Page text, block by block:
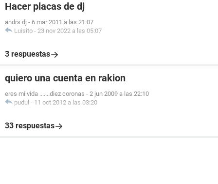
Hacer placas de dj
andrs dj - 6 mar 2011 a las 21:07
Luisito - 23 nov 2022 a las 05:07
3 respuestas
quiero una cuenta en rakion
eres mi vida .......diez coronas - 2 jun 2009 a las 22:10
pudul - 11 oct 2012 a las 03:20
33 respuestas